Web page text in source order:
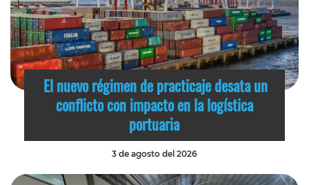
El nuevo régimen de practicaje desata un
conflicto con impacto en la logística
portuaria
3 de agosto del 2026